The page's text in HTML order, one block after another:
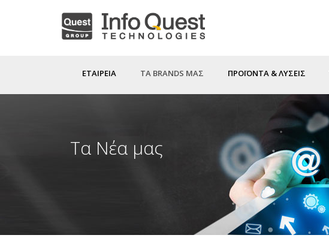
ΕΤΑΙΡΕΙΑ ΤΑ BRANDS ΜΑΣ ΠΡΟΪΟΝΤΑ & ΛΥΣΕΙΣ
Τα Νέα μας